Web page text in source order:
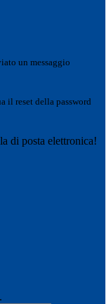
un messaggio
il reset della password
di posta elettronica!